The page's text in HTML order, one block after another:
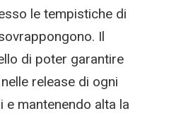
le tempistiche di
Il
di poter garantire
release di ogni
mantenendo alta la